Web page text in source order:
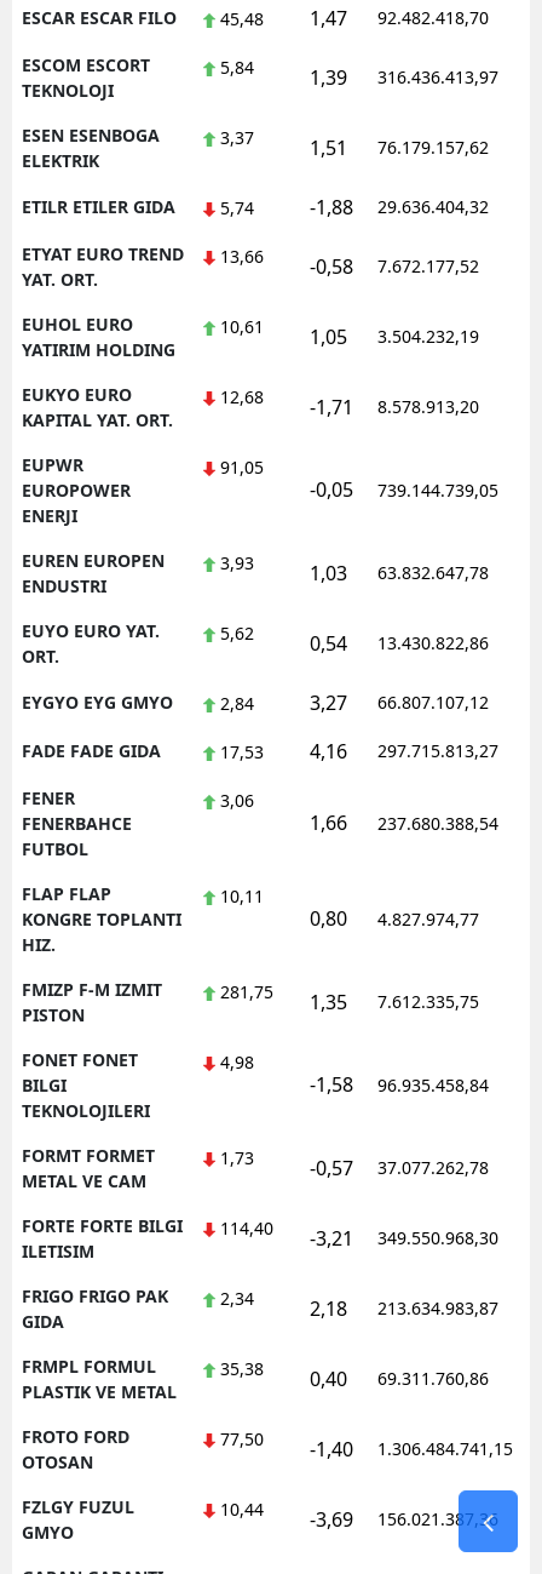
ESCAR ESCAR FILO 45,48 1,47 92.482.418,70
ESCOM ESCORT
TEKNOLOJI
5,84 1,39 316.436.413,97
ESEN ESENBOGA
ELEKTRIK
3,37 1,51 76.179.157,62
ETILR ETILER GIDA 5,74 -1,88 29.636.404,32
ETYAT EURO TREND
YAT. ORT.
13,66 -0,58 7.672.177,52
EUHOL EURO
YATIRIM HOLDING
10,61 1,05 3.504.232,19
EUKYO EURO
KAPITAL YAT. ORT.
12,68 -1,71 8.578.913,20
EUPWR
EUROPOWER
ENERJI
91,05
-0,05 739.144.739,05
EUREN EUROPEN
ENDUSTRI
3,93 1,03 63.832.647,78
EUYO EURO YAT.
ORT.
5,62 0,54 13.430.822,86
EYGYO EYG GMYO 2,84 3,27 66.807.107,12
FADE FADE GIDA 17,53 4,16 297.715.813,27
FENER
FENERBAHCE
FUTBOL
3,06
1,66 237.680.388,54
FLAP FLAP
KONGRE TOPLANTI
HIZ.
10,11
0,80 4.827.974,77
FMIZP F-M IZMIT
PISTON
281,75 1,35 7.612.335,75
FONET FONET
BILGI
TEKNOLOJILERI
4,98
-1,58 96.935.458,84
FORMT FORMET
METAL VE CAM
1,73 -0,57 37.077.262,78
FORTE FORTE BILGI
ILETISIM
114,40 -3,21 349.550.968,30
FRIGO FRIGO PAK
GIDA
2,34 2,18 213.634.983,87
FRMPL FORMUL
PLASTIK VE METAL
35,38 0,40 69.311.760,86
FROTO FORD
OTOSAN
77,50 -1,40 1.306.484.741,15
FZLGY FUZUL
GMYO
10,44 -3,69 156.021.387,36